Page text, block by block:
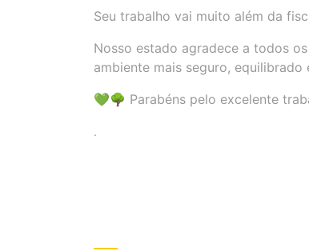
Seu trabalho vai muito além da
Nosso estado agradece a todos
ambiente mais seguro,
💚🌳 Parabéns pelo excelente
.